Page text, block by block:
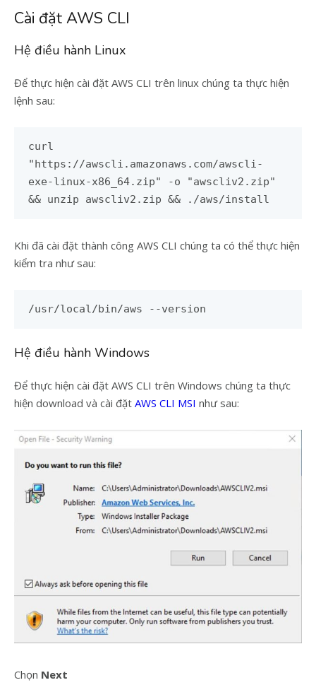
Cài đặt AWS CLI
Hệ điều hành Linux
Để thực hiện cài đặt AWS CLI trên linux chúng ta thực hiện
lệnh sau:
curl
"https://awscli.amazonaws.com/awscli-
exe-linux-x86_64.zip" -o "awscliv2.zip"
&& unzip awscliv2.zip && ./aws/install
Khi đã cài đặt thành công AWS CLI chúng ta có thể thực hiện
kiểm tra như sau:
/usr/local/bin/aws --version
Hệ điều hành Windows
Để thực hiện cài đặt AWS CLI trên Windows chúng ta thực
hiện download và cài đặt AWS CLI MSI như sau:
Chọn Next